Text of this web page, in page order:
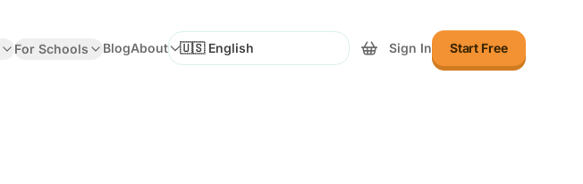
For Schools BlogAbout
Select Language
Sign In Start Free